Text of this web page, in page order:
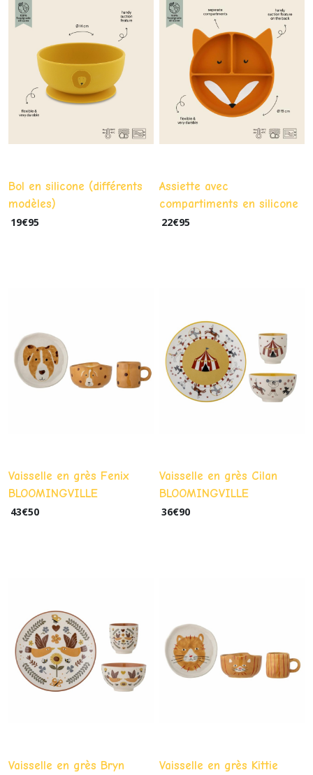
Bol en silicone (différents
modèles)
19€95
Assiette avec
compartiments en silicone
(différents modèles)
22€95
Vaisselle en grès Fenix
BLOOMINGVILLE
43€50
Vaisselle en grès Cilan
BLOOMINGVILLE
36€90
Vaisselle en grès Bryn Vaisselle en grès Kittie